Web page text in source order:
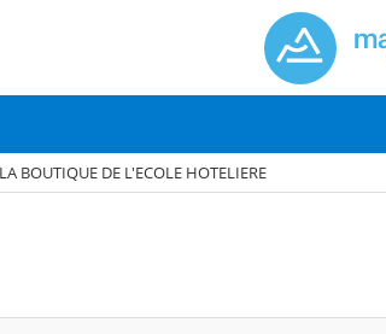
LA BOUTIQUE DE L'ECOLE HOTELIERE